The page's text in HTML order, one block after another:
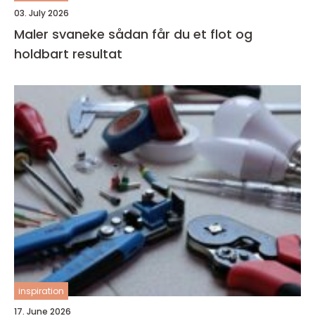
03. July 2026
Maler svaneke sådan får du et flot og
holdbart resultat
inspiration
17. June 2026